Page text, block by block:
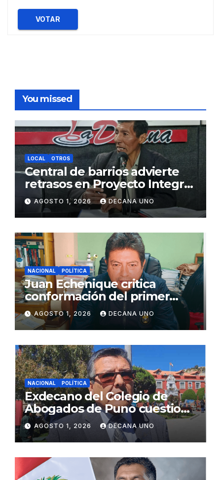
VOTAR
You missed
LOCAL OTROS
Central de barrios advierte
retrasos en Proyecto Integral
de Agua y Alcantarillado para
Juliaca
AGOSTO 1, 2026 DECANA UNO
NACIONAL POLÍTICA
Juan Echenique critica
conformación del primer
gabinete ministerial de Keiko
Fujimori
AGOSTO 1, 2026 DECANA UNO
NACIONAL POLÍTICA
Exdecano del Colegio de
Abogados de Puno cuestiona
propuestas sobre seguridad
ciudadana
AGOSTO 1, 2026 DECANA UNO